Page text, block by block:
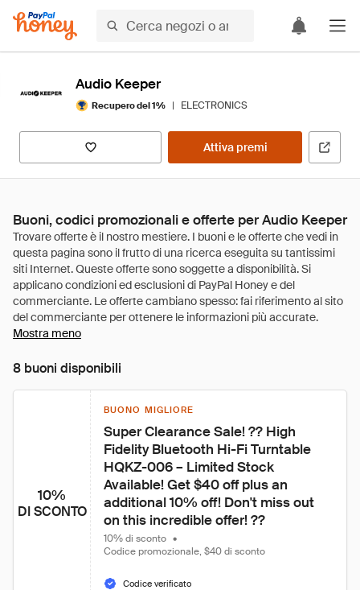
Audio Keeper
Recupero del 1% | ELECTRONICS
Attiva premi
Buoni, codici promozionali e offerte per Audio Keeper
Mostra meno
8 buoni disponibili
10%
DI SCONTO
BUONO MIGLIORE
Super Clearance Sale! ?? High
Fidelity Bluetooth Hi-Fi Turntable
HQKZ-006 – Limited Stock
Available! Get $40 off plus an
additional 10% off! Don't miss out
on this incredible offer! ??
10% di sconto •
Codice promozionale, $40 di sconto
Codice verificato